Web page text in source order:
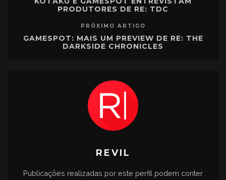
PRODUTORES DE RE: TDC
PRÓXIMO ARTIGO
GAMESPOT: MAIS UM PREVIEW DE RE: THE
DARKSIDE CHRONICLES
REVIL
Publicações realizadas por este perfil podem conter